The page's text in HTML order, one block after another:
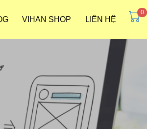
VIHAN SHOP LIÊN HỆ